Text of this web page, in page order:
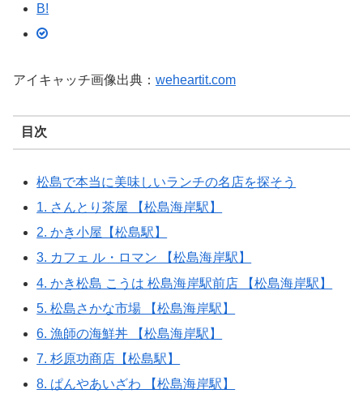
B!
アイキャッチ画像出典： weheartit.com
目次
松島で本当に美味しいランチの名店を探そう
1. さんとり茶屋 【松島海岸駅】
2. かき小屋【松島駅】
3. カフェ ル・ロマン 【松島海岸駅】
4. かき松島 こうは 松島海岸駅前店 【松島海岸駅】
5. 松島さかな市場 【松島海岸駅】
6. 漁師の海鮮丼 【松島海岸駅】
7. 杉原功商店【松島駅】
8. ぱんやあいざわ 【松島海岸駅】